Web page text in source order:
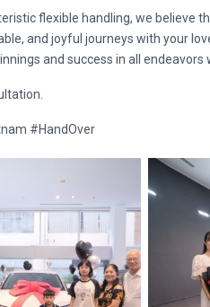
flexible handling, we believe
and joyful journeys with your
and success in all endeavors
#HandOver